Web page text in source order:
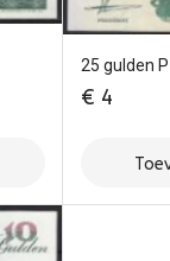
25 gulden
€ 4